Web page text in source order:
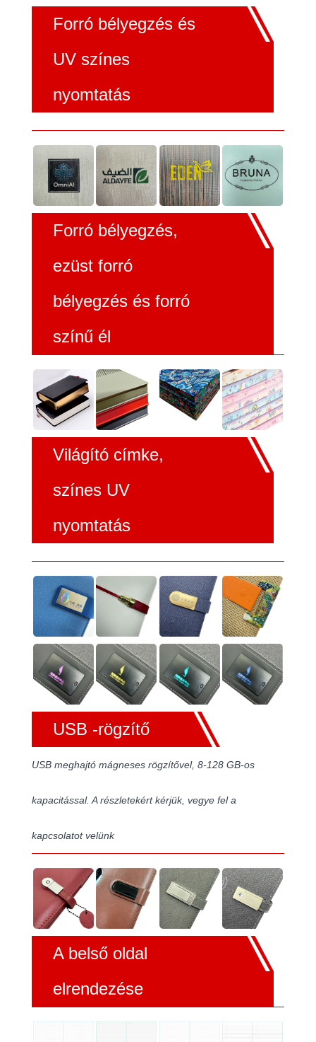
Forró bélyegzés és
UV színes
nyomtatás
Forró bélyegzés,
ezüst forró
bélyegzés és forró
színű él
Világító címke,
színes UV
nyomtatás
USB -rögzítő
USB meghajtó mágneses rögzítővel, 8-128 GB-os
kapacitással. A részletekért kérjük, vegye fel a
kapcsolatot velünk
A belső oldal
elrendezése